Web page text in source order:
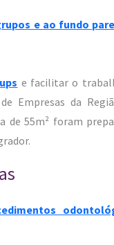
e facilitar o
Empresas da
de 55m² foram